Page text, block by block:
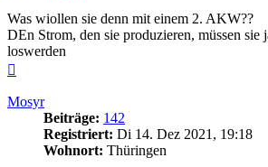
Was wiollen sie denn mit einem 2. AKW??
DEn Strom, den sie produzieren, müssen sie
loswerden
Mosyr
Beiträge: 142
Registriert: Di 14. Dez 2021, 19:18
Wohnort: Thüringen